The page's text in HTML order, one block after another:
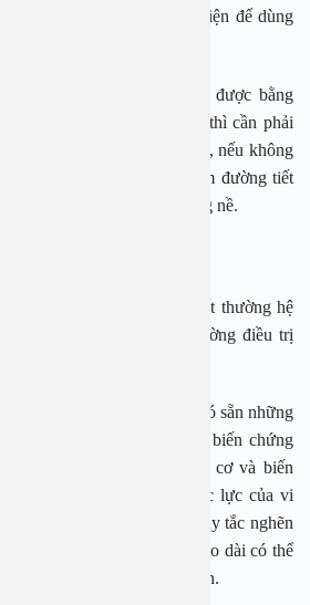
trên thì cần phải nhập viện để dùng
nhiễm không khống chế được bằng
thận, thận mủ, thận áp-xe thì cần phải
tự như các dị tật hệ niệu, nếu không
thiện, người bệnh dễ viêm đường tiết
dễ dẫn đến biến chứng nặng nề.
dưới ở phụ nữ không có bất thường hệ
có thể lành tính, bệnh thường điều trị
xảy ra ở những bệnh nhân có sẵn những
lại có thể dẫn đến những biến chứng
đến tính mạng. Các nguy cơ và biến
niệu rất nhiều, có thể là độc lực của vi
thận, hoại tử nhú thận, gây tắc nghẽn
thận. Nếu tình trạng này kéo dài có thể
vĩnh viễn hay phải cắt bỏ thận.